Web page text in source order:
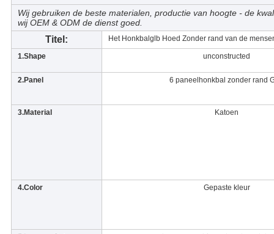
Wij gebruiken de beste materialen, productie van hoogte - de
wij OEM & ODM de dienst goed.
Titel: Het Honkbalglb Hoed Zonder rand van de
1.Shape unconstructed
2.Panel 6 paneelhonkbal zonder rand
3.Material Katoen
4.Color Gepaste kleur